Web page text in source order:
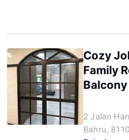
Cozy
Family
2 Jalan
Bahru,